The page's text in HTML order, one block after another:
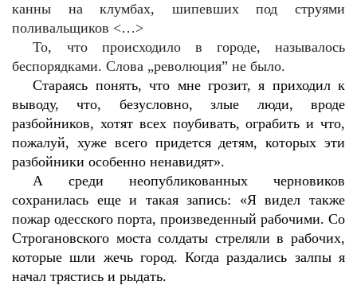
канны на клумбах, шипевших под струями
поливальщиков <…>
То, что происходило в городе, называлось
беспорядками. Слова „революция” не было.
Стараясь понять, что мне грозит, я приходил к
выводу, что, безусловно, злые люди, вроде
разбойников, хотят всех поубивать, ограбить и что,
пожалуй, хуже всего придется детям, которых эти
разбойники особенно ненавидят».
А среди неопубликованных черновиков
сохранилась еще и такая запись: «Я видел также
пожар одесского порта, произведенный рабочими. Со
Строгановского моста солдаты стреляли в рабочих,
которые шли жечь город. Когда раздались залпы я
начал трястись и рыдать.